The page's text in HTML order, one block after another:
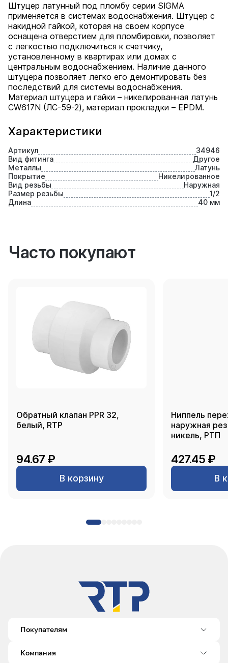
Характеристики
Артикул
34946
Вид фитинга
Другое
Металлы
Латунь
Покрытие
Никелированное
Вид резьбы
Наружная
Размер резьбы
1/2
Длина
40 мм
Штуцер латунный под пломбу серии SIGMA
применяется в системах водоснабжения. Штуцер с
накидной гайкой, которая на своем корпусе
оснащена отверстием для пломбировки, позволяет
с легкостью подключиться к счетчику,
установленному в квартирах или домах с
центральным водоснабжением. Наличие данного
штуцера позволяет легко его демонтировать без
последствий для системы водоснабжения.
Материал штуцера и гайки – никелированная латунь
CW617N (ЛС-59-2), материал прокладки – EPDM.
Часто покупают
Обратный клапан PPR 32,
белый, RTP
94.67 ₽
В корзину
Ниппель
наружная
никель, РТП
427.45 ₽
В
Покупателям
Компания